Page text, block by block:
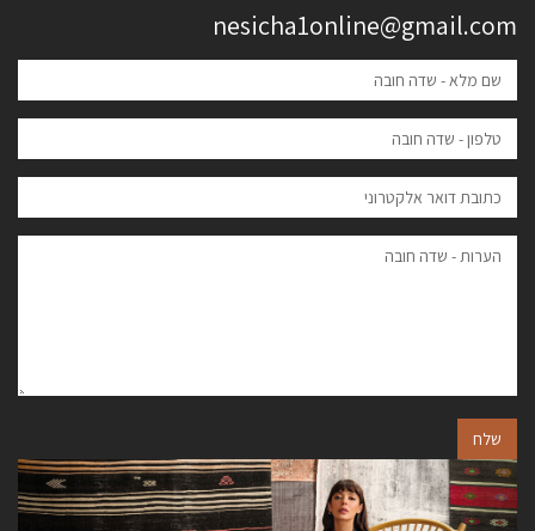
nesicha1online@gmail.com
שלח
הבא